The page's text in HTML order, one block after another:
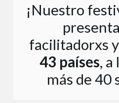
¡Nuestro
facilitadorxs
43 países, a
más de 40